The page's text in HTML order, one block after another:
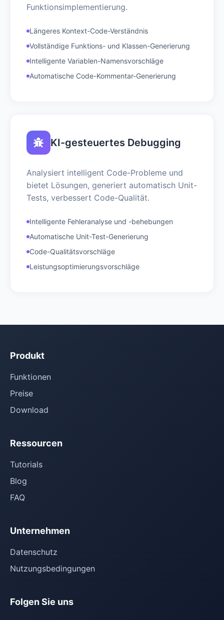
Funktionsimplementierung.
Längeres Kontext-Code-Verständnis
Vollständige Funktions- und Klassen-Generierung
Intelligente Variablen-Namensvorschläge
Automatische Code-Kommentar-Generierung
KI-gesteuertes Debugging
Analysiert intelligent Code-Probleme und
bietet Lösungen, generiert automatisch Unit-
Tests, verbessert Code-Qualität.
Intelligente Fehleranalyse und -behebungen
Automatische Unit-Test-Generierung
Code-Qualitätsvorschläge
Leistungsoptimierungsvorschläge
Produkt
Funktionen
Preise
Download
Ressourcen
Tutorials
Blog
FAQ
Unternehmen
Datenschutz
Nutzungsbedingungen
Folgen Sie uns